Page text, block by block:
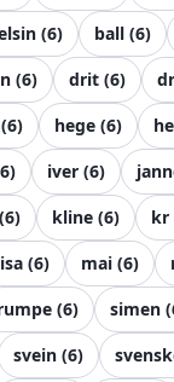
(6) ball (6)
(6) drit (6)
(6) hege (6)
6) iver (6)
(6) kline (6) kr
(6) mai (6)
(6) simen (
svein (6)